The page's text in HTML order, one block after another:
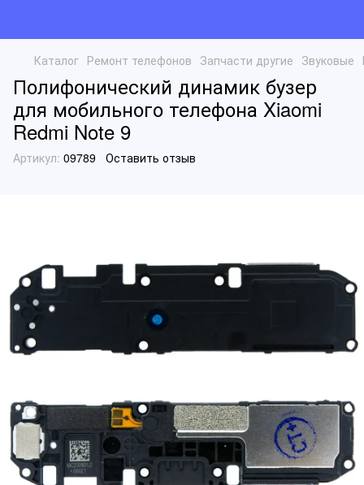
Каталог Ремонт телефонов Запчасти другие Звуковые
Полифонический динамик бузер
для мобильного телефона Xiaomi
Redmi Note 9
Артикул: 09789 Оставить отзыв